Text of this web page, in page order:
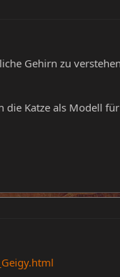
Gehirn zu
Katze als Modell